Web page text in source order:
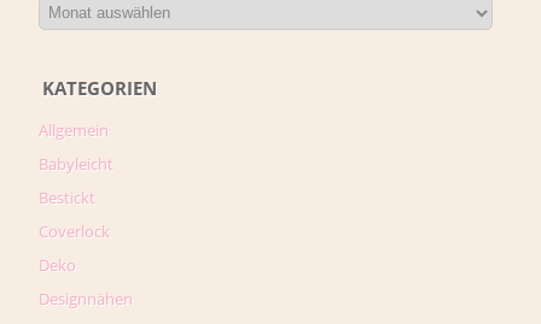
KATEGORIEN
Allgemein
Babyleicht
Bestickt
Coverlock
Deko
Designnähen